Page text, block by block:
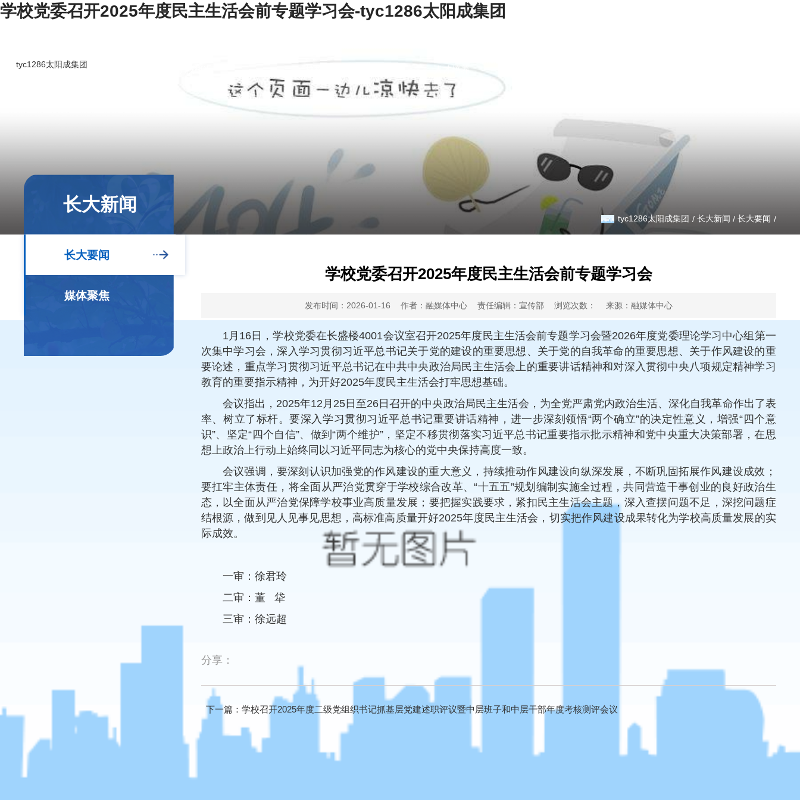
学校党委召开2025年度民主生活会前专题学习会-tyc1286太阳成集团
tyc1286太阳成集团 人才培养
tyc1286太阳成集团 / 长大新闻 / 长大要闻 /
长大新闻
长大要闻
媒体聚焦
学校党委召开2025年度民主生活会前专题学习会
发布时间：2026-01-16 作者：融媒体中心 责任编辑：宣传部 浏览次数： 来源：融媒体中心
1月16日，学校党委在长盛楼4001会议室召开2025年度民主生活会前专题学习会暨2026年度党委理论学习中心组第一
次集中学习会，深入学习贯彻习近平总书记关于党的建设的重要思想、关于党的自我革命的重要思想、关于作风建设的重
要论述，重点学习贯彻习近平总书记在中共中央政治局民主生活会上的重要讲话精神和对深入贯彻中央八项规定精神学习
教育的重要指示精神，为开好2025年度民主生活会打牢思想基础。
会议指出，2025年12月25日至26日召开的中央政治局民主生活会，为全党严肃党内政治生活、深化自我革命作出了表
率、树立了标杆。要深入学习贯彻习近平总书记重要讲话精神，进一步深刻领悟“两个确立”的决定性意义，增强“四个意
识”、坚定“四个自信”、做到“两个维护”，坚定不移贯彻落实习近平总书记重要指示批示精神和党中央重大决策部署，在思
想上政治上行动上始终同以习近平同志为核心的党中央保持高度一致。
会议强调，要深刻认识加强党的作风建设的重大意义，持续推动作风建设向纵深发展，不断巩固拓展作风建设成效；
要扛牢主体责任，将全面从严治党贯穿于学校综合改革、“十五五”规划编制实施全过程，共同营造干事创业的良好政治生
态，以全面从严治党保障学校事业高质量发展；要把握实践要求，紧扣民主生活会主题，深入查摆问题不足，深挖问题症
结根源，做到见人见事见思想，高标准高质量开好2025年度民主生活会，切实把作风建设成果转化为学校高质量发展的实
际成效。
一审：徐君玲
二审：董 牮
三审：徐远超
分享：
下一篇：学校召开2025年度二级党组织书记抓基层党建述职评议暨中层班子和中层干部年度考核测评会议